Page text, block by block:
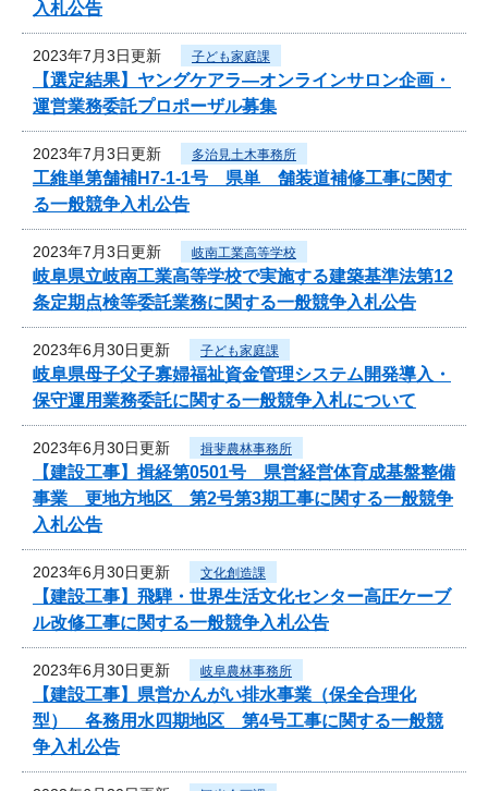
入札公告
2023年7月3日更新 子ども家庭課
【選定結果】ヤングケアラ―オンラインサロン企画・
運営業務委託プロポーザル募集
2023年7月3日更新 多治見土木事務所
工維単第舗補H7-1-1号 県単 舗装道補修工事に関す
る一般競争入札公告
2023年7月3日更新 岐南工業高等学校
岐阜県立岐南工業高等学校で実施する建築基準法第12
条定期点検等委託業務に関する一般競争入札公告
2023年6月30日更新 子ども家庭課
岐阜県母子父子寡婦福祉資金管理システム開発導入・
保守運用業務委託に関する一般競争入札について
2023年6月30日更新 揖斐農林事務所
【建設工事】揖経第0501号 県営経営体育成基盤整備
事業 更地方地区 第2号第3期工事に関する一般競争
入札公告
2023年6月30日更新 文化創造課
【建設工事】飛騨・世界生活文化センター高圧ケーブ
ル改修工事に関する一般競争入札公告
2023年6月30日更新 岐阜農林事務所
【建設工事】県営かんがい排水事業（保全合理化
型） 各務用水四期地区 第4号工事に関する一般競
争入札公告